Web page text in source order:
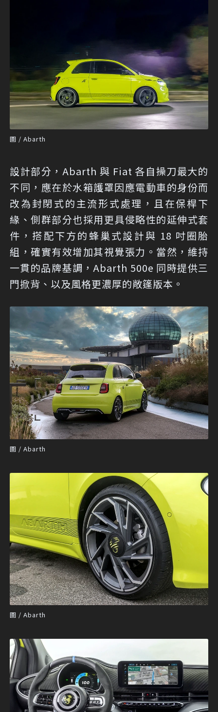
圖 / Abarth
設計部分，Abarth 與 Fiat 各自操刀最大的
不同，應在於水箱護罩因應電動車的身份而
改為封閉式的主流形式處理，且在保桿下
緣、側群部分也採用更具侵略性的延伸式套
件，搭配下方的蜂巢式設計與 18 吋圈胎
組，確實有效增加其視覺張力。當然，維持
一貫的品牌基調，Abarth 500e 同時提供三
門掀背、以及風格更濃厚的敞篷版本。
圖 / Abarth
圖 / Abarth